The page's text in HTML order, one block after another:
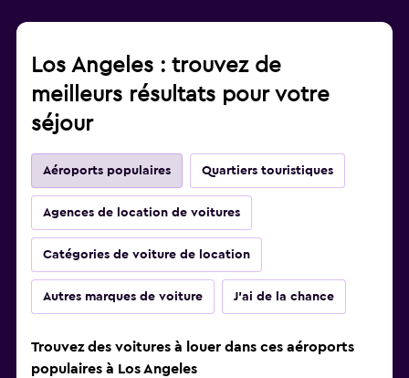
Los Angeles : trouvez de
meilleurs résultats pour votre
séjour
Aéroports populaires Quartiers touristiques
Agences de location de voitures
Catégories de voiture de location
Autres marques de voiture J'ai de la chance
Trouvez des voitures à louer dans ces aéroports
populaires à Los Angeles